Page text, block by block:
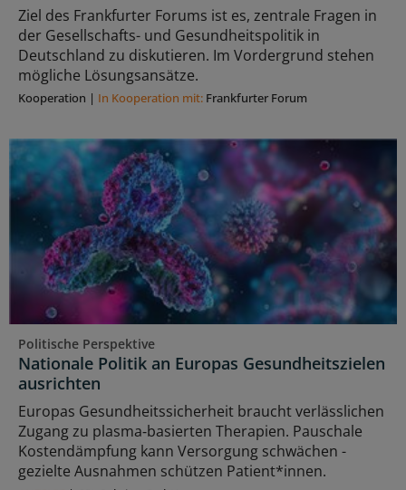
Ziel des Frankfurter Forums ist es, zentrale Fragen in
der Gesellschafts- und Gesundheitspolitik in
Deutschland zu diskutieren. Im Vordergrund stehen
mögliche Lösungsansätze.
Kooperation | In Kooperation mit: Frankfurter Forum
Politische Perspektive
Nationale Politik an Europas Gesundheitszielen
ausrichten
Europas Gesundheitssicherheit braucht verlässlichen
Zugang zu plasma‑basierten Therapien. Pauschale
Kostendämpfung kann Versorgung schwächen -
gezielte Ausnahmen schützen Patient*innen.